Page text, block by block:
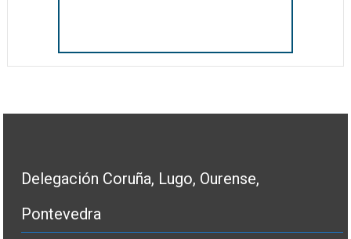
Delegación Coruña, Lugo, Ourense,
Pontevedra